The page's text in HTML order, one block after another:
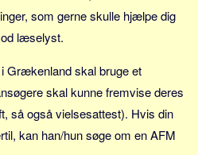
som gerne skulle hjælpe dig
læselyst.
Grækenland skal bruge et
skal kunne fremvise deres
så også vielsesattest). Hvis din
kan han/hun søge om en AFM